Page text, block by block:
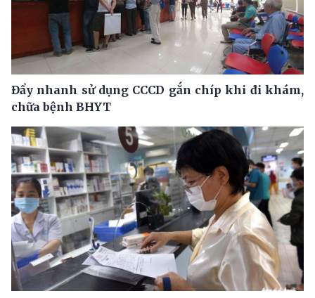
Đẩy nhanh sử dụng CCCD gắn chíp khi đi khám,
chữa bệnh BHYT